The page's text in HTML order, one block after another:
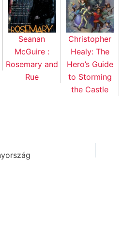
Seanan
McGuire :
Rosemary and
Rue
Christopher
Healy: The
Hero’s Guide
to Storming
the Castle